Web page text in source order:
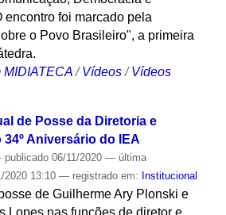
encontro foi marcado pela
o Povo Brasileiro", a primeira
MIDIATECA /Vídeos /Vídeos
de Posse da Diretoria e
Aniversário do IEA
publicado06/11/2020 — última
2020 13:10 — registrado em: Institucional
de Guilherme Ary Plonski e
Lopes nas funções de diretor e